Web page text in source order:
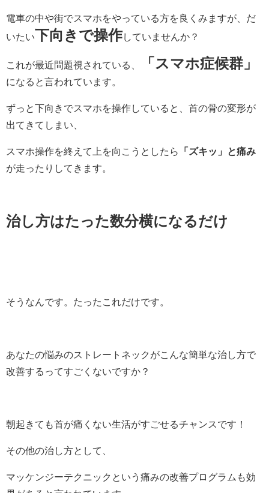
電車の中や街でスマホをやっている方を良くみますが、だ
いたい下向きで操作していませんか？
これが最近問題視されている、 「スマホ症候群」
になると言われています。
ずっと下向きでスマホを操作していると、首の骨の変形が
出てきてしまい、
スマホ操作を終えて上を向こうとしたら
「ズキッ」と痛み
が走ったりしてきます。
治し方はたった数分横になるだけ
そうなんです。たったこれだけです。
あなたの悩みのストレートネックがこんな簡単な治し方で
改善するってすごくないですか？
朝起きても首が痛くない生活がすごせるチャンスです！
その他の治し方として、
マッケンジーテクニックという痛みの改善プログラムも効